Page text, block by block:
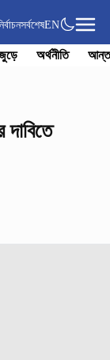
সর্বশেষEN
অর্থনীতি
দাবিতে